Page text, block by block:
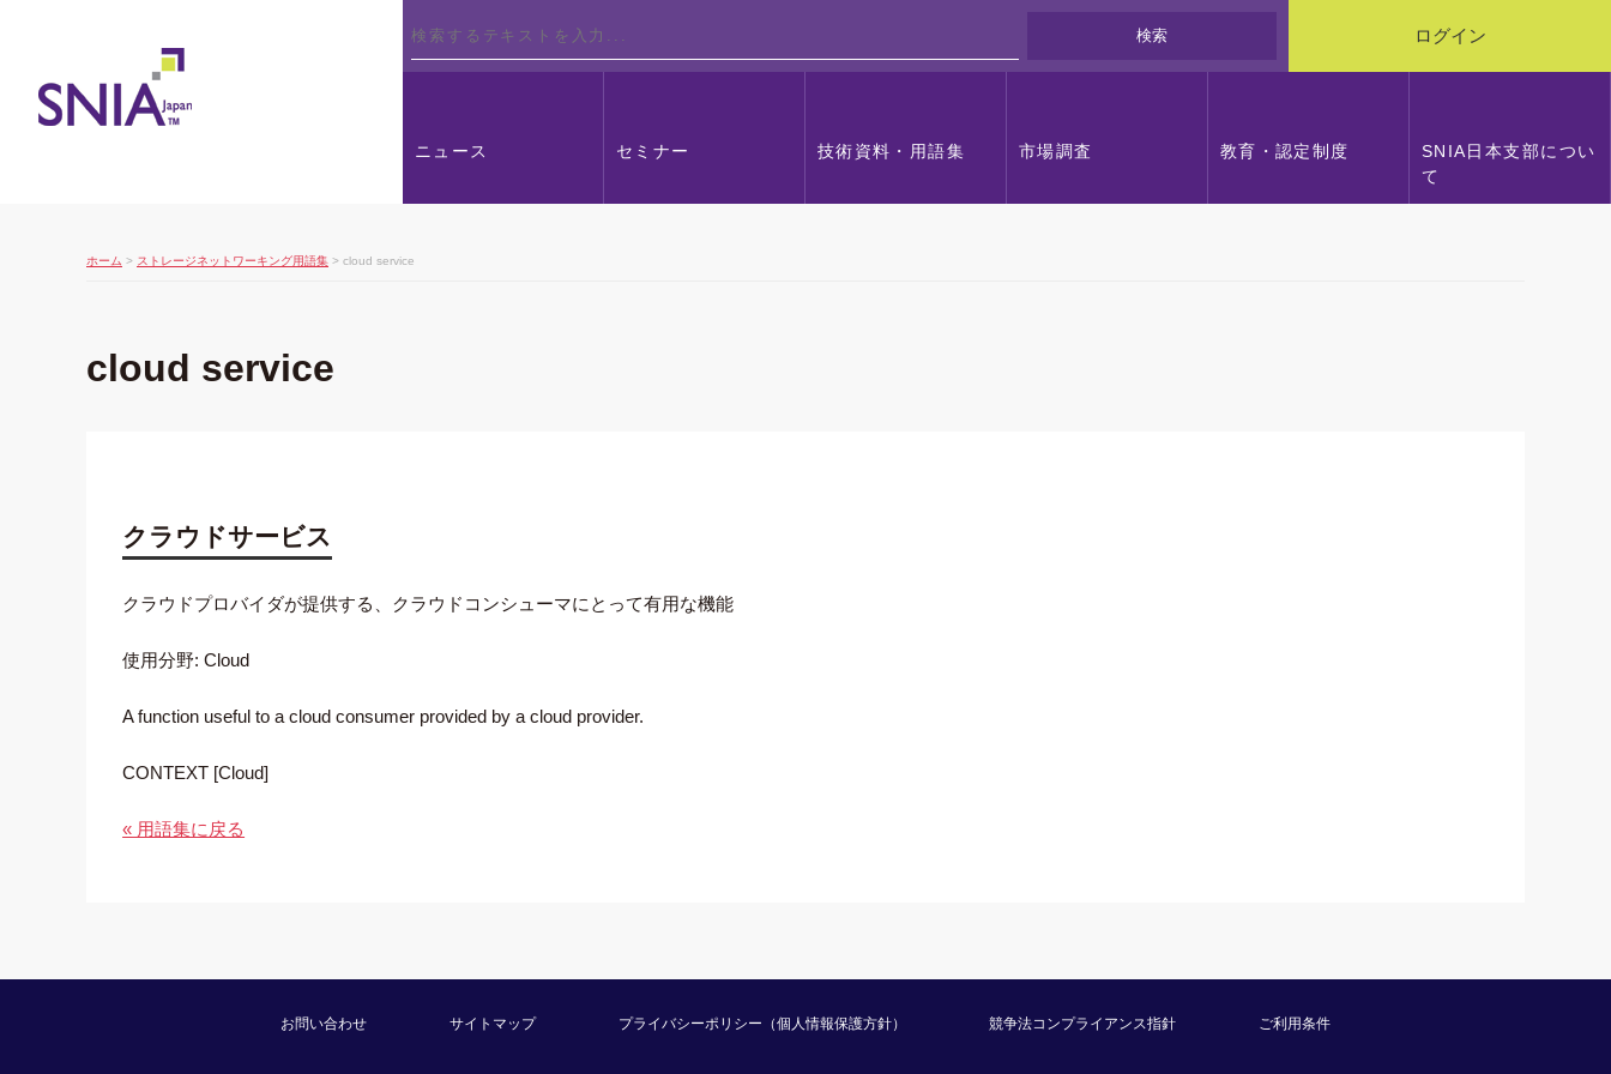
検索 ログイン
ニュース セミナー 技術資料・用語集 市場調査 教育・認定制度
SNIA日本支部につい
て
ホーム > ストレージネットワーキング用語集 > cloud service
cloud service
クラウドサービス
クラウドプロバイダが提供する、クラウドコンシューマにとって有用な機能
使用分野: Cloud
A function useful to a cloud consumer provided by a cloud provider.
CONTEXT [Cloud]
« 用語集に戻る
お問い合わせ サイトマップ プライバシーポリシー（個人情報保護方針） 競争法コンプライアンス指針 ご利用条件